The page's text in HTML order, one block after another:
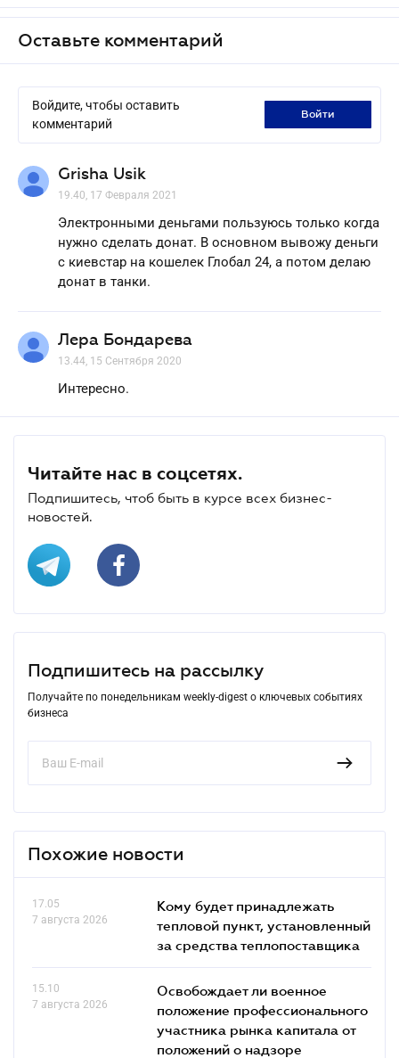
Оставьте комментарий
Войдите, чтобы оставить
комментарий
войти
Grisha Usik
19.40, 17 Февраля 2021
Электронными деньгами пользуюсь только когда
нужно сделать донат. В основном вывожу деньги
с киевстар на кошелек Глобал 24, а потом делаю
донат в танки.
Лера Бондарева
13.44, 15 Сентября 2020
Интересно.
Читайте нас в соцсетях.
Подпишитесь, чтоб быть в курсе всех бизнес-
новостей.
Подпишитесь на рассылку
Получайте по понедельникам weekly-digest о ключевых событиях
бизнеса
Похожие новости
17.05
7 августа 2026
Кому будет принадлежать
тепловой пункт, установленный
за средства теплопоставщика
15.10
7 августа 2026
Освобождает ли военное
положение профессионального
участника рынка капитала от
положений о надзоре